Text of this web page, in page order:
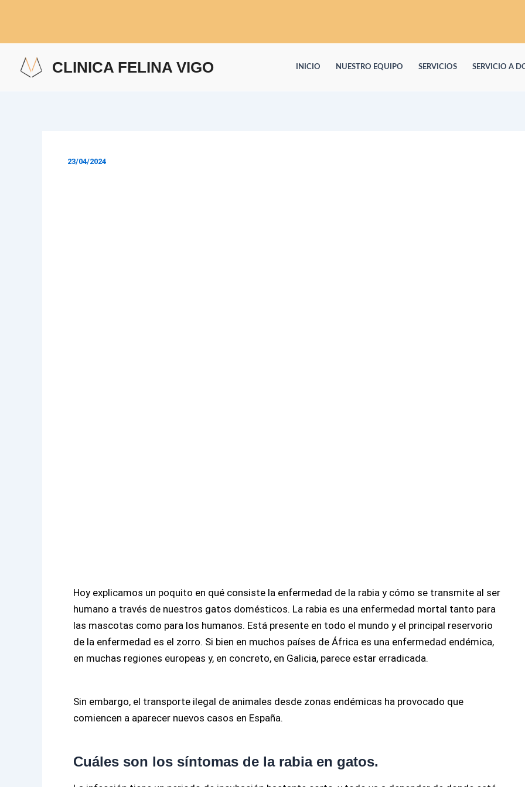
contenido
CLINICA FELINA VIGO INICIO NUESTRO EQUIPO SERVICIOS SERVICIO A
23/04/2024
Hoy explicamos un poquito en qué consiste la enfermedad de la rabia y cómo se transmite al ser
humano a través de nuestros gatos domésticos. La rabia es una enfermedad mortal tanto para
las mascotas como para los humanos. Está presente en todo el mundo y el principal reservorio
de la enfermedad es el zorro. Si bien en muchos países de África es una enfermedad endémica,
en muchas regiones europeas y, en concreto, en Galicia, parece estar erradicada.
Sin embargo, el transporte ilegal de animales desde zonas endémicas ha provocado que
comiencen a aparecer nuevos casos en España.
Cuáles son los síntomas de la rabia en gatos.
entradas